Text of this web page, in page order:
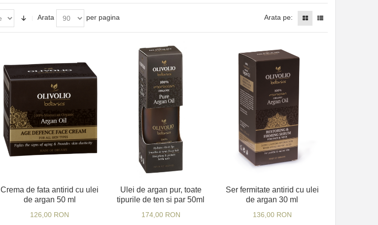
Arata per pagina Arata pe:
Crema de fata antirid cu ulei
de argan 50 ml
126,00 RON
Ulei de argan pur, toate
tipurile de ten si par 50ml
174,00 RON
Ser fermitate antirid cu ulei
de argan 30 ml
136,00 RON